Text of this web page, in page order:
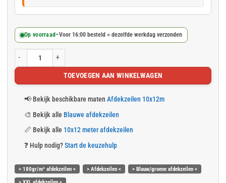
Op voorraad –Voor 16:00 besteld = dezelfde werkdag verzonden
Blauw/groen afdekzeil 10x12m 180gr/m² aantal
TOEVOEGEN AAN WINKELWAGEN
📢 Bekijk beschikbare maten Afdekzeilen 10x12m
🎨 Bekijk alle Blauwe afdekzeilen
📏 Bekijk alle 10x12 meter afdekzeilen
❓ Hulp nodig? Start de keuzehulp
> 180gr/m² afdekzeilen < > Afdekzeilen <
> Blauw/groene afdekzeilen <